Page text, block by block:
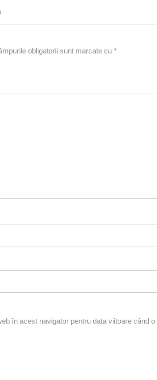
obligatorii sunt marcate cu *
în acest navigator pentru data viitoare când